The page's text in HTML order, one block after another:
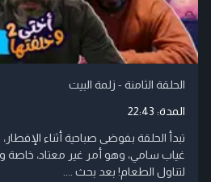
الحلقة الثامنة - زلمة البيت
المدة: 22:43
تبدأ الحلقة بفوضى صباحية أثناء
غياب سامي، وهو أمر غير معتاد، خاصة
لتناول الطعام! بعد بحث ....